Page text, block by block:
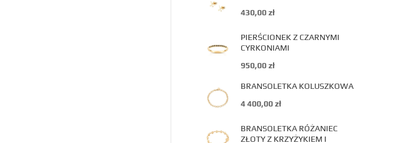
430,00zł
PIERŚCIONEK Z CZARNYMI
CYRKONIAMI
950,00zł
BRANSOLETKA KOLUSZKOWA
4 400,00zł
BRANSOLETKA RÓŻANIEC
ZŁOTY Z KRZYŻYKIEM I